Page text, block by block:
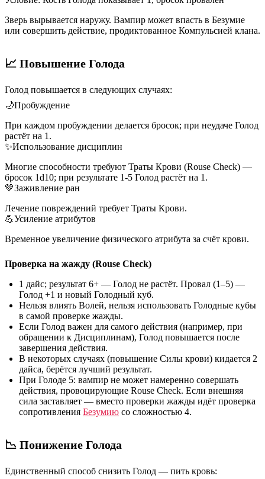
Зверь вырывается наружу. Вампир может впасть в Безумие
или совершить действие, продиктованное Компульсией клана.
📈 Повышение Голода
Голод повышается в следующих случаях:
🌙Пробуждение
При каждом пробуждении делается бросок; при неудаче Голод
растёт на 1.
✨Использование дисциплин
Многие способности требуют Траты Крови (Rouse Check) —
бросок 1d10; при результате 1-5 Голод растёт на 1.
💚Заживление ран
Лечение повреждений требует Траты Крови.
💪Усиление атрибутов
Временное увеличение физического атрибута за счёт крови.
Проверка на жажду (Rouse Check)
1 дайс; результат 6+ — Голод не растёт. Провал (1–5) —
Голод +1 и новый Голодный куб.
Нельзя влиять Волей, нельзя использовать Голодные кубы
в самой проверке жажды.
Если Голод важен для самого действия (например, при
обращении к Дисциплинам), Голод повышается после
завершения действия.
В некоторых случаях (повышение Силы крови) кидается 2
дайса, берётся лучший результат.
При Голоде 5: вампир не может намеренно совершать
действия, провоцирующие Rouse Check. Если внешняя
сила заставляет — вместо проверки жажды идёт проверка
сопротивления Безумию со сложностью 4.
📉 Понижение Голода
Единственный способ снизить Голод — пить кровь: